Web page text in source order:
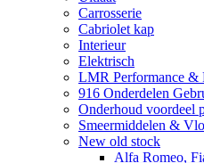
Carrosserie
Cabriolet kap
Interieur
Elektrisch
LMR Performance &
916 Onderdelen
Onderhoud voordeel
Smeermiddelen &
New old stock
Alfa Romeo,